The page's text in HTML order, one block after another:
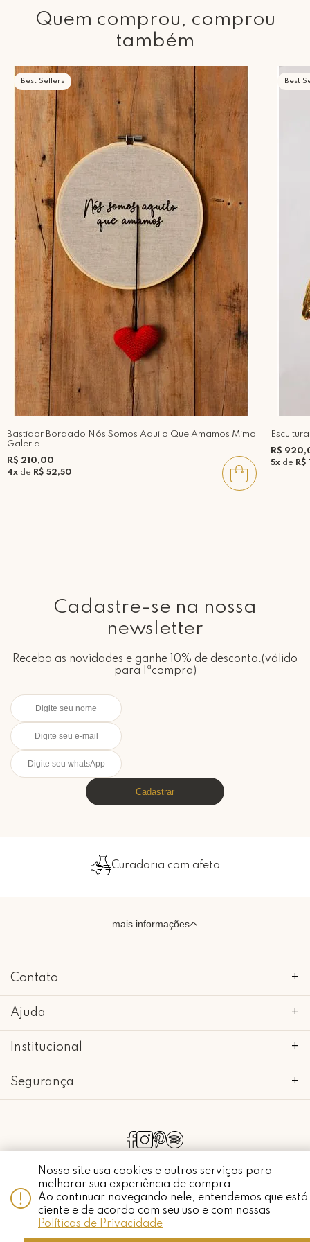
Nosso site usa cookies e outros serviços para
melhorar sua experiência de compra.
Ao continuar navegando nele, entendemos que está
ciente e de acordo com seu uso e com nossas
Políticas de Privacidade
Quem comprou, comprou
também
Best Sellers
Bastidor Bordado Nós Somos Aquilo Que Amamos Mimo
Galeria
R$ 210,00
4x de R$ 52,50
Best
R$
5xde R$
Cadastre-se na nossa
newsletter
Receba as novidades e ganhe 10% de desconto.(válido
para 1ªcompra)
Cadastrar
Curadoria com afeto
Whatsapp
mais informações
Contato +
Ajuda +
Institucional +
Segurança +
direitos reservados.